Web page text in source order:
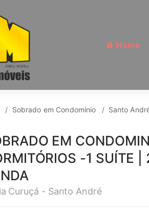
Home
Sobrado em Condomínio Santo
EM
-1 SUÍTE |
Curuçá - Santo André